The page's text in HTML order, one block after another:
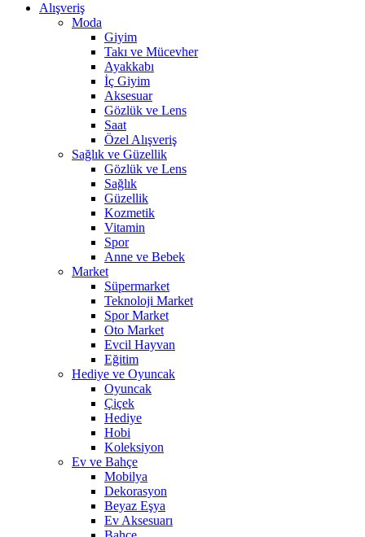
Alışveriş
Moda
Giyim
Takı ve Mücevher
Ayakkabı
İç Giyim
Aksesuar
Gözlük ve Lens
Saat
Özel Alışveriş
Sağlık ve Güzellik
Gözlük ve Lens
Sağlık
Güzellik
Kozmetik
Vitamin
Spor
Anne ve Bebek
Market
Süpermarket
Teknoloji Market
Spor Market
Oto Market
Evcil Hayvan
Eğitim
Hediye ve Oyuncak
Oyuncak
Çiçek
Hediye
Hobi
Koleksiyon
Ev ve Bahçe
Mobilya
Dekorasyon
Beyaz Eşya
Ev Aksesuarı